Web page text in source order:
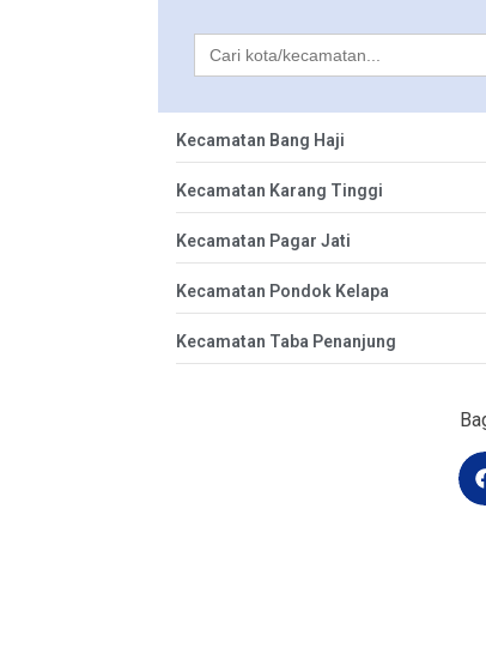
Search
for:
Kecamatan Bang Haji
Kecamatan Karang Tinggi
Kecamatan Pagar Jati
Kecamatan Pondok Kelapa
Kecamatan Taba Penanjung